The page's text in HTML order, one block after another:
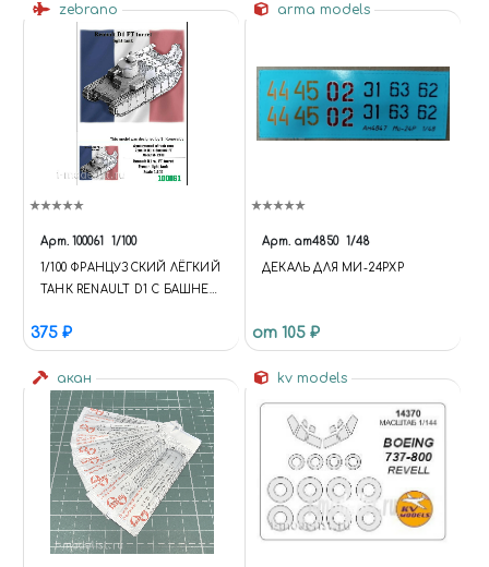
zebrano
Арт. 100061 1/100
1/100 ФРАНЦУЗСКИЙ ЛЁГКИЙ
ТАНК RENAULT D1 С БАШНЕЙ
375 ₽
arma models
Арт. am4850 1/48
ДЕКАЛЬ ДЛЯ МИ-24РХР
от 105 ₽
акан kv models